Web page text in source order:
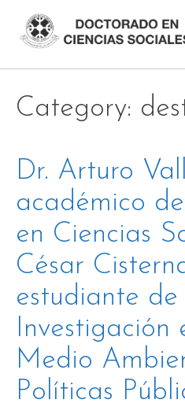
content
Category:
Dr. Arturo
académico
en Ciencias
César
estudiante
Investigación
Medio
Políticas